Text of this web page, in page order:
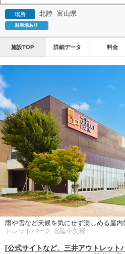
場所 北陸 富山県
駐車場あり
施設TOP 詳細データ 料金
雨や雪など天候を気にせず楽しめる屋内
トレットパーク 北陸小矢部
[公式サイトなど、三井アウトレット